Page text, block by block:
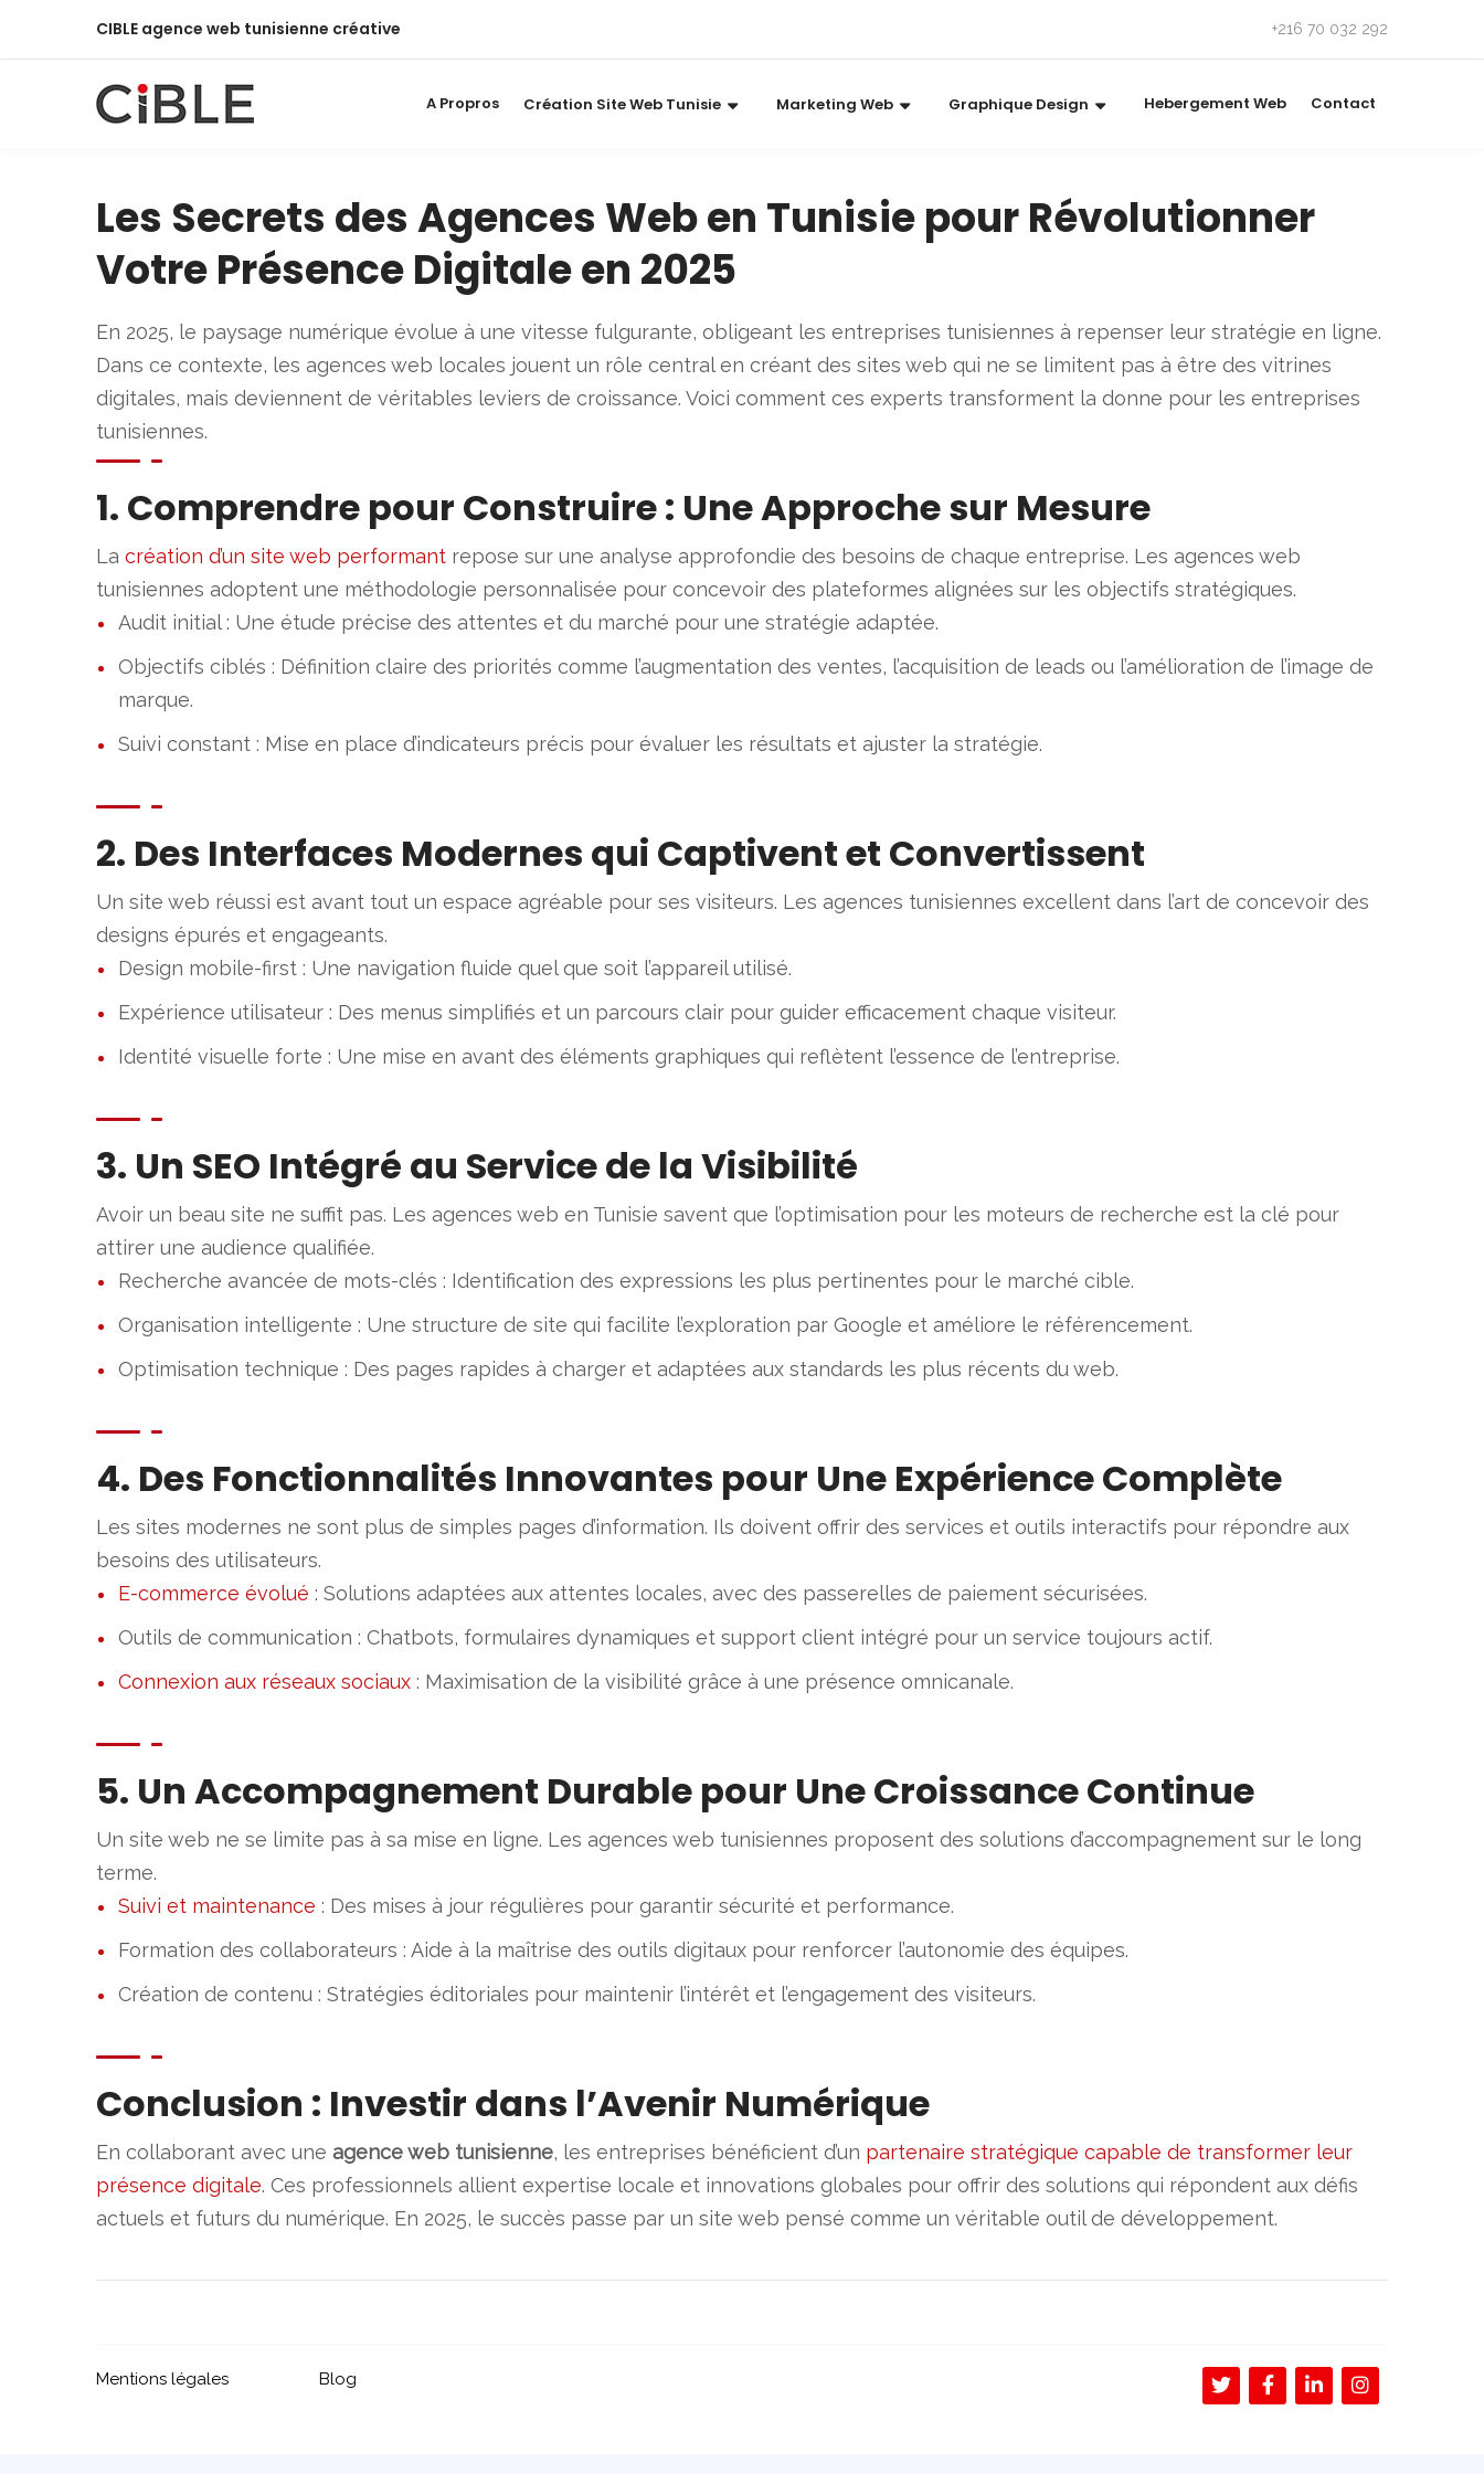
CIBLE agence web tunisienne créative +216 70 032 292
A Propros Création Site Web Tunisie Marketing Web Graphique Design Hebergement Web Contact
Les Secrets des Agences Web en Tunisie pour Révolutionner
Votre Présence Digitale en 2025
En 2025, le paysage numérique évolue à une vitesse fulgurante, obligeant les entreprises tunisiennes à repenser leur stratégie en ligne.
Dans ce contexte, les agences web locales jouent un rôle central en créant des sites web qui ne se limitent pas à être des vitrines
digitales, mais deviennent de véritables leviers de croissance. Voici comment ces experts transforment la donne pour les entreprises
tunisiennes.
1. Comprendre pour Construire : Une Approche sur Mesure
La création d’un site web performant repose sur une analyse approfondie des besoins de chaque entreprise. Les agences web
tunisiennes adoptent une méthodologie personnalisée pour concevoir des plateformes alignées sur les objectifs stratégiques.
Audit initial : Une étude précise des attentes et du marché pour une stratégie adaptée.
Objectifs ciblés : Définition claire des priorités comme l’augmentation des ventes, l’acquisition de leads ou l’amélioration de l’image de
marque.
Suivi constant : Mise en place d’indicateurs précis pour évaluer les résultats et ajuster la stratégie.
2. Des Interfaces Modernes qui Captivent et Convertissent
Un site web réussi est avant tout un espace agréable pour ses visiteurs. Les agences tunisiennes excellent dans l’art de concevoir des
designs épurés et engageants.
Design mobile-first : Une navigation fluide quel que soit l’appareil utilisé.
Expérience utilisateur : Des menus simplifiés et un parcours clair pour guider efficacement chaque visiteur.
Identité visuelle forte : Une mise en avant des éléments graphiques qui reflètent l’essence de l’entreprise.
3. Un SEO Intégré au Service de la Visibilité
Avoir un beau site ne suffit pas. Les agences web en Tunisie savent que l’optimisation pour les moteurs de recherche est la clé pour
attirer une audience qualifiée.
Recherche avancée de mots-clés : Identification des expressions les plus pertinentes pour le marché cible.
Organisation intelligente : Une structure de site qui facilite l’exploration par Google et améliore le référencement.
Optimisation technique : Des pages rapides à charger et adaptées aux standards les plus récents du web.
4. Des Fonctionnalités Innovantes pour Une Expérience Complète
Les sites modernes ne sont plus de simples pages d’information. Ils doivent offrir des services et outils interactifs pour répondre aux
besoins des utilisateurs.
E-commerce évolué : Solutions adaptées aux attentes locales, avec des passerelles de paiement sécurisées.
Outils de communication : Chatbots, formulaires dynamiques et support client intégré pour un service toujours actif.
Connexion aux réseaux sociaux : Maximisation de la visibilité grâce à une présence omnicanale.
5. Un Accompagnement Durable pour Une Croissance Continue
Un site web ne se limite pas à sa mise en ligne. Les agences web tunisiennes proposent des solutions d’accompagnement sur le long
terme.
Suivi et maintenance : Des mises à jour régulières pour garantir sécurité et performance.
Formation des collaborateurs : Aide à la maîtrise des outils digitaux pour renforcer l’autonomie des équipes.
Création de contenu : Stratégies éditoriales pour maintenir l’intérêt et l’engagement des visiteurs.
Conclusion : Investir dans l’Avenir Numérique
En collaborant avec une agence web tunisienne, les entreprises bénéficient d’un partenaire stratégique capable de transformer leur
présence digitale. Ces professionnels allient expertise locale et innovations globales pour offrir des solutions qui répondent aux défis
actuels et futurs du numérique. En 2025, le succès passe par un site web pensé comme un véritable outil de développement.
Mentions légales Blog